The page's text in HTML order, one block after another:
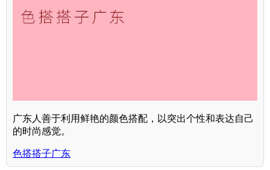
广东人善于利用鲜艳的颜色搭配，以突出个性和表达自己
的时尚感觉。
色搭搭子广东